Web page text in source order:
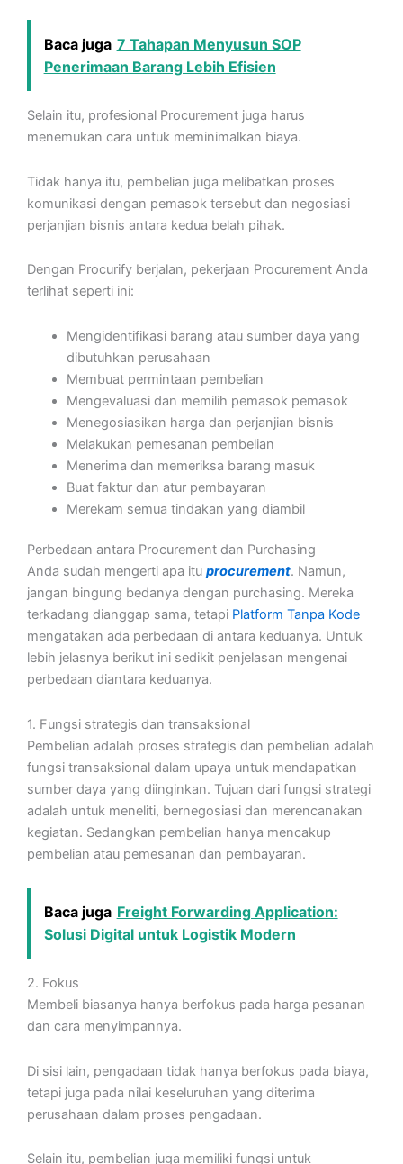
Baca juga 7 Tahapan Menyusun SOP
Penerimaan Barang Lebih Efisien
Selain itu, profesional Procurement juga harus
menemukan cara untuk meminimalkan biaya.
Tidak hanya itu, pembelian juga melibatkan proses
komunikasi dengan pemasok tersebut dan negosiasi
perjanjian bisnis antara kedua belah pihak.
Dengan Procurify berjalan, pekerjaan Procurement Anda
terlihat seperti ini:
Mengidentifikasi barang atau sumber daya yang
dibutuhkan perusahaan
Membuat permintaan pembelian
Mengevaluasi dan memilih pemasok pemasok
Menegosiasikan harga dan perjanjian bisnis
Melakukan pemesanan pembelian
Menerima dan memeriksa barang masuk
Buat faktur dan atur pembayaran
Merekam semua tindakan yang diambil
Perbedaan antara Procurement dan Purchasing
Anda sudah mengerti apa itu procurement. Namun,
jangan bingung bedanya dengan purchasing. Mereka
terkadang dianggap sama, tetapi Platform Tanpa Kode
mengatakan ada perbedaan di antara keduanya. Untuk
lebih jelasnya berikut ini sedikit penjelasan mengenai
perbedaan diantara keduanya.
1. Fungsi strategis dan transaksional
Pembelian adalah proses strategis dan pembelian adalah
fungsi transaksional dalam upaya untuk mendapatkan
sumber daya yang diinginkan. Tujuan dari fungsi strategi
adalah untuk meneliti, bernegosiasi dan merencanakan
kegiatan. Sedangkan pembelian hanya mencakup
pembelian atau pemesanan dan pembayaran.
Baca juga Freight Forwarding Application:
Solusi Digital untuk Logistik Modern
2. Fokus
Membeli biasanya hanya berfokus pada harga pesanan
dan cara menyimpannya.
Di sisi lain, pengadaan tidak hanya berfokus pada biaya,
tetapi juga pada nilai keseluruhan yang diterima
perusahaan dalam proses pengadaan.
Selain itu, pembelian juga memiliki fungsi untuk